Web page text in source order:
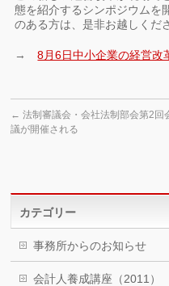
態を紹介するシンポジウムを
のある方は、是非お越しくだ
→8月6日中小企業の経営改
← 法制審議会・会社法制部会第2回
議が開催される
カテゴリー
事務所からのお知らせ
会計人養成講座（2011）